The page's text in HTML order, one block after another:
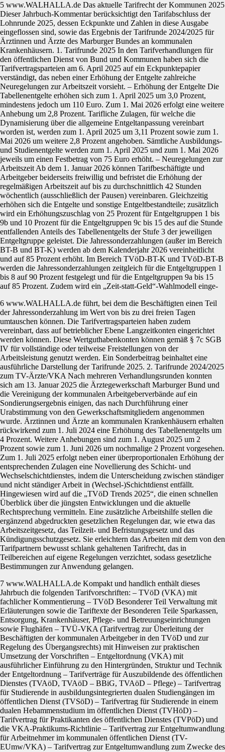
5 www.WALHALLA.de Das aktuelle Tarifrecht der Kommunen 2025
Dieser Jahrbuch-Kommentar berücksichtigt den Tarifabschluss der
Lohnrunde 2025, dessen Eckpunkte und Zahlen in diese Ausgabe
eingeflossen sind, sowie das Ergebnis der Tarifrunde 2024/2025 für
Ärztinnen und Ärzte des Marburger Bundes an kommunalen
Krankenhäusern. 1. Tarifrunde 2025 In den Tarifverhandlungen für
den öffentlichen Dienst von Bund und Kommunen haben sich die
Tarifvertragsparteien am 6. April 2025 auf ein Eckpunktepapier
verständigt, das neben einer Erhöhung der Entgelte zahlreiche
Neuregelungen zur Arbeitszeit vorsieht. – Erhöhung der Entgelte Die
Tabellenentgelte erhöhen sich zum 1. April 2025 um 3,0 Prozent,
mindestens jedoch um 110 Euro. Zum 1. Mai 2026 erfolgt eine weitere
Anhebung um 2,8 Prozent. Tarifliche Zulagen, für welche die
Dynamisierung über die allgemeine Entgeltanpassung vereinbart
worden ist, werden zum 1. April 2025 um 3,11 Prozent sowie zum 1.
Mai 2026 um weitere 2,8 Prozent angehoben. Sämtliche Ausbildungs-
und Studienentgelte werden zum 1. April 2025 und zum 1. Mai 2026
jeweils um einen Festbetrag von 75 Euro erhöht. – Neuregelungen zur
Arbeitszeit Ab dem 1. Januar 2026 können Tarifbeschäftigte und
Arbeitgeber beiderseits freiwillig und befristet die Erhöhung der
regelmäßigen Arbeitszeit auf bis zu durchschnittlich 42 Stunden
wöchentlich (ausschließlich der Pausen) vereinbaren. Gleichzeitig
erhöhen sich die Entgelte und sonstige Entgeltbestandteile; zusätzlich
wird ein Erhöhungszuschlag von 25 Prozent für Entgeltgruppen 1 bis
9b und 10 Prozent für die Entgeltgruppen 9c bis 15 des auf die Stunde
entfallenden Anteils des Tabellenentgelts der Stufe 3 der jeweiligen
Entgeltgruppe geleistet. Die Jahressonderzahlungen (außer im Bereich
BT-B und BT-K) werden ab dem Kalenderjahr 2026 vereinheitlicht
und auf 85 Prozent erhöht. Im Bereich TVöD-BT-K und TVöD-BT-B
werden die Jahressonderzahlungen zeitgleich für die Entgeltgruppen 1
bis 8 auf 90 Prozent festgelegt und für die Entgeltgruppen 9a bis 15
auf 85 Prozent. Zudem wird ein „Zeit-statt-Geld“-Wahlmodell einge-
6 www.WALHALLA.de führt, bei dem die Beschäftigten einen Teil
der Jahressonderzahlung im Wert von bis zu drei freien Tagen
umtauschen können. Die Tarifvertragsparteien haben zudem
vereinbart, dass auf betrieblicher Ebene Langzeitkonten eingerichtet
werden können. Diese Wertguthabenkonten können gemäß § 7c SGB
IV für vollständige oder teilweise Freistellungen von der
Arbeitsleistung genutzt werden. Ein Sonderbeitrag beinhaltet eine
ausführliche Darstellung der Tarifrunde 2025. 2. Tarifrunde 2024/2025
zum TV-Ärzte/VKA Nach mehreren Verhandlungsrunden konnten
sich am 13. Januar 2025 die Ärztegewerkschaft Marburger Bund und
die Vereinigung der kommunalen Arbeitgeberverbände auf ein
Sondierungsergebnis einigen, das nach Durchführung einer
Urabstimmung von den Gewerkschaftsmitgliedern angenommen
wurde. Ärztinnen und Ärzte an kommunalen Krankenhäusern erhalten
rückwirkend zum 1. Juli 2024 eine Erhöhung des Tabellenentgelts um
4 Prozent. Weitere Anhebungen sind zum 1. August 2025 um 2
Prozent sowie zum 1. Juni 2026 um nochmalige 2 Prozent vorgesehen.
Zum 1. Juli 2025 erfolgt neben einer überproportionalen Erhöhung der
entsprechenden Zulagen eine Novellierung des Schicht- und
Wechselschichtdienstes, indem die Unterscheidung zwischen ständiger
und nicht ständiger Arbeit in (Wechsel-)Schichtdienst entfällt.
Hingewiesen wird auf die „TVöD Trends 2025“, die einen schnellen
Überblick über die jüngsten Entwicklungen und die aktuelle
Rechtsprechung vermitteln. Eine zusätzliche Arbeitshilfe stellen die
ergänzend abgedruckten gesetzlichen Regelungen dar, wie etwa das
Arbeitszeitgesetz, das Teilzeit- und Befristungsgesetz und das
Kündigungsschutzgesetz. Sie erleichtern das Arbeiten mit dem von den
Tarifpartnern bewusst schlank gehaltenen Tarifrecht, das in
Teilbereichen auf eigene Regelungen verzichtet, sodass gesetzliche
Bestimmungen zur Anwendung gelangen.
7 www.WALHALLA.de Kompakt und handlich enthält dieses
Jahrbuch die folgenden Tarifvorschriften: – TVöD (VKA) mit
fachlicher Kommentierung – TVöD Besonderer Teil Verwaltung mit
Erläuterungen sowie die Tariftexte der Besonderen Teile Sparkassen,
Entsorgung, Krankenhäuser, Pflege- und Betreuungseinrichtungen
sowie Flughäfen – TVÜ-VKA (Tarifvertrag zur Überleitung der
Beschäftigten der kommunalen Arbeitgeber in den TVöD und zur
Regelung des Übergangsrechts) mit Hinweisen zur praktischen
Umsetzung der Vorschriften – Entgeltordnung (VKA) mit
ausführlicher Einführung zu den Hintergründen, Struktur und Technik
der Entgeltordnung – Tarifverträge für Auszubildende des öffentlichen
Dienstes (TVAöD, TVAöD – BBiG, TVAöD – Pflege) – Tarifvertrag
für Studierende in ausbildungsintegrierten dualen Studiengängen im
öffentlichen Dienst (TVSöD) – Tarifvertrag für Studierende in einem
dualen Hebammenstudium im öffentlichen Dienst (TVHöD) –
Tarifvertrag für Praktikanten des öffentlichen Dienstes (TVPöD) und
die VKA-Praktikums-Richtlinie – Tarifvertrag zur Entgeltumwandlung
für Arbeitnehmer im kommunalen öffentlichen Dienst (TV-
EUmw/VKA) – Tarifvertrag zur Entgeltumwandlung zum Zwecke des